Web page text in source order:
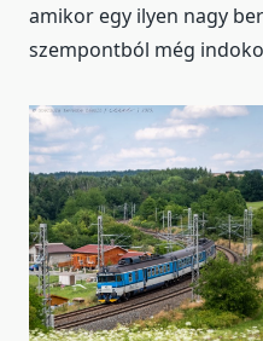
amikor egy ilyen nagy
szempontból még